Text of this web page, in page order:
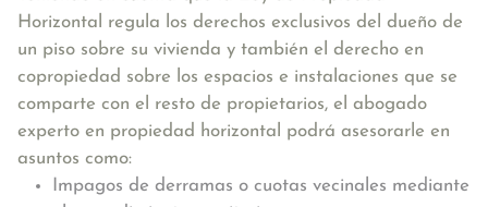
Horizontal regula los derechos exclusivos del dueño de
un piso sobre su vivienda y también el derecho en
copropiedad sobre los espacios e instalaciones que se
comparte con el resto de propietarios, el abogado
experto en propiedad horizontal podrá asesorarle en
asuntos como:
Impagos de derramas o cuotas vecinales mediante